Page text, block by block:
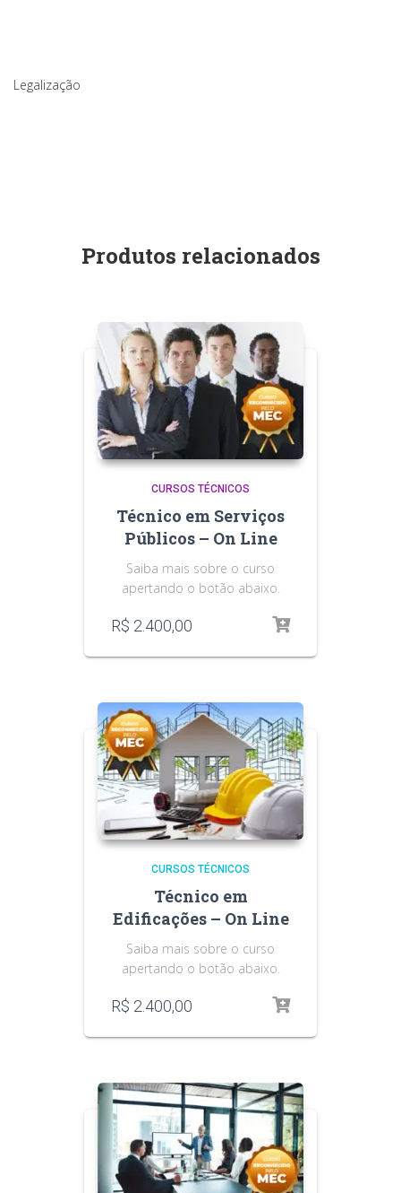
Legalização
Produtos relacionados
CURSOS TÉCNICOS
Técnico em Serviços
Públicos – On Line
Saiba mais sobre o curso
apertando o botão abaixo.
R$ 2.400,00
CURSOS TÉCNICOS
Técnico em
Edificações – On Line
Saiba mais sobre o curso
apertando o botão abaixo.
R$ 2.400,00